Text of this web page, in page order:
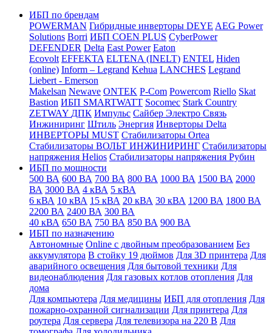
ИБП по брендам
POWERMAN Гибридные инверторы DEYE AEG Power
Solutions Borri ИБП COEN PLUS CyberPower
DEFENDER Delta East Power Eaton
Ecovolt EFFEKTA ELTENA (INELT) ENTEL Hiden
(online) Inform – Legrand Kehua LANCHES Legrand
Liebert - Emerson
Makelsan Newave ONTEK P-Com Powercom Riello Skat
Bastion ИБП SMARTWATT Socomec Stark Country
ZETWAY ДПК Импульс Сайбер Электро Связь
Инжиниринг Штиль Энергия Инверторы Delta
ИНВЕРТОРЫ MUST Стабилизаторы Ortea
Стабилизаторы ВОЛЬТ ИНЖИНИРИНГ Стабилизаторы
напряжения Helios Стабилизаторы напряжения Рубин
ИБП по мощности
500 ВА 600 ВА 700 ВА 800 ВА 1000 ВА 1500 ВА 2000
ВА 3000 ВА 4 кВА 5 кВА
6 кВА 10 кВА 15 кВА 20 кВА 30 кВА 1200 ВА 1800 ВА
2200 ВА 2400 ВА 300 ВА
40 кВА 650 ВА 750 ВА 850 ВА 900 ВА
ИБП по назначению
Автономные Online с двойным преобразованием Без
аккумулятора В стойку 19 дюймов Для 3D принтера Для
аварийного освещения Для бытовой техники Для
видеонаблюдения Для газовых котлов отопления Для
дома
Для компьютера Для медицины ИБП для отопления Для
пожарно-охранной сигнализации Для принтера Для
роутера Для сервера Для телевизора на 220 В Для